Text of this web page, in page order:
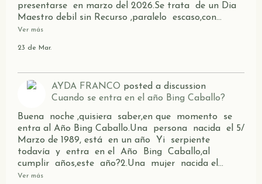
presentarse en marzo del 2026.Se trata de un Dia
Maestro debil sin Recurso ,paralelo escaso,con…
Ver más
23 de Mar.
AYDA FRANCO posted a discussion
Cuando se entra en el año Bing Caballo?
Buena noche ,quisiera saber,en que momento se
entra al Año Bing Caballo.Una persona nacida el 5/
Marzo de 1989, está en un año Yi serpiente
todavía y entra en el Año Bing Caballo,al
cumplir años,este año?2.Una mujer nacida el…
Ver más